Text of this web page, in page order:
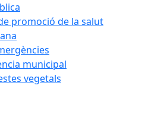
promoció de la salut
municipal
vegetals